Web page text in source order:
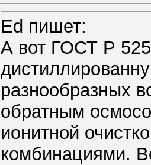
Ed пишет:
А вот ГОСТ Р
разнообразных
обратным
ионитной
комбинациями.